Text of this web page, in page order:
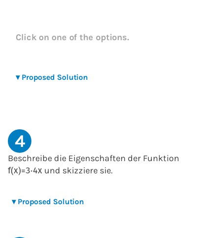
Click on one of the options.
▾ Proposed Solution
4
Beschreibe die Eigenschaften der Funktion
f(x)=3⋅4x und skizziere sie.
▾ Proposed Solution